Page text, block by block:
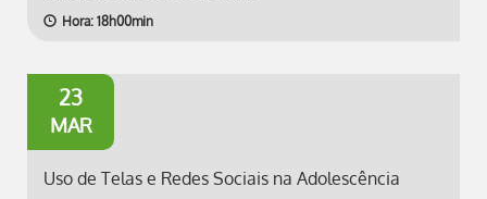
Hora: 18h00min
23
MAR
Uso de Telas e Redes Sociais na Adolescência